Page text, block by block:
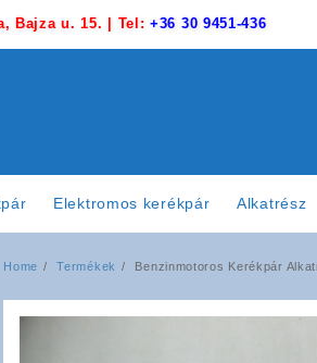
Bajza u. 15. | Tel:+36 30 9451-436
Elektromos kerékpár Alkatrész
Home Termékek Benzinmotoros Kerékpár